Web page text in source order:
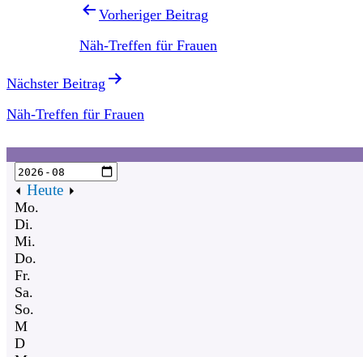
Vorheriger Beitrag
Näh-Treffen für Frauen
Nächster Beitrag
Näh-Treffen für Frauen
Heute
Mo.
Di.
Mi.
Do.
Fr.
Sa.
So.
M
D